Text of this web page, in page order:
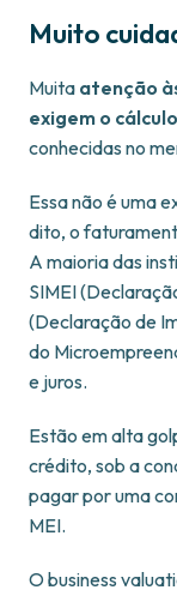
Muito
Muita atenção
exigem o
conhecidas no
Essa não é uma
dito, o
A maioria das
SIMEI
(Declaração de
do
e juros.
Estão em alta
crédito, sob a
pagar por uma
MEI.
O business